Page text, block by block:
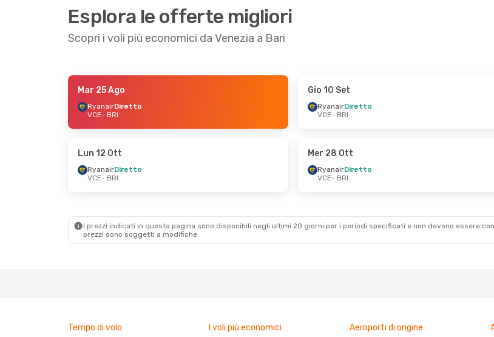
Esplora le offerte migliori
Scopri i voli più economici da Venezia a Bari
- Lun 14 Set
- Lun 5 Ott
BRI
- VCE - VCE
Mar 25 Ago
RyanairDiretto
VCE- BRI
Gio 10 Set
RyanairDiretto
VCE- BRI
Lun 12 Ott
RyanairDiretto
VCE- BRI
Mer 28 Ott
RyanairDiretto
VCE- BRI
I prezzi indicati in questa pagina sono disponibili negli ultimi 20 giorni per i periodi specificati e non devono essere
prezzi sono soggetti a modifiche.
Tempo di volo I voli più economici Aeroporti di origine